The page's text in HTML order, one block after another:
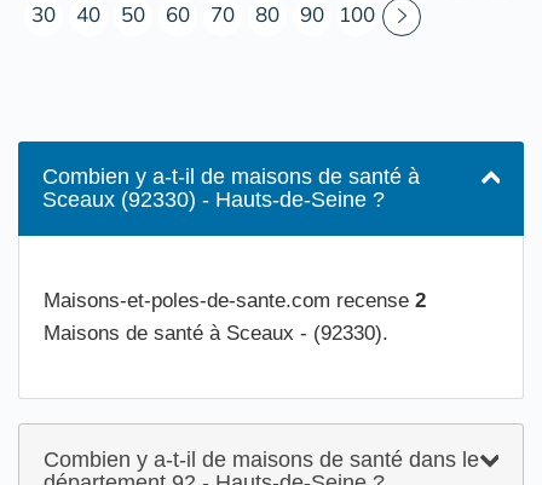
30
40 50 60 70 80 90 100
Combien y a-t-il de maisons de santé à
Sceaux (92330) - Hauts-de-Seine ?
Maisons-et-poles-de-sante.com recense 2
Maisons de santé à Sceaux - (92330).
Combien y a-t-il de maisons de santé dans le